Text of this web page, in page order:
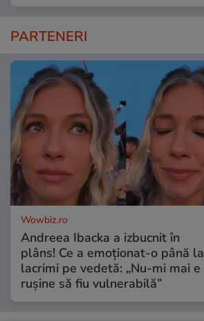
PARTENERI
Wowbiz.ro
Andreea Ibacka a izbucnit în
plâns! Ce a emoționat-o până la
lacrimi pe vedetă: „Nu-mi mai e
rușine să fiu vulnerabilă”